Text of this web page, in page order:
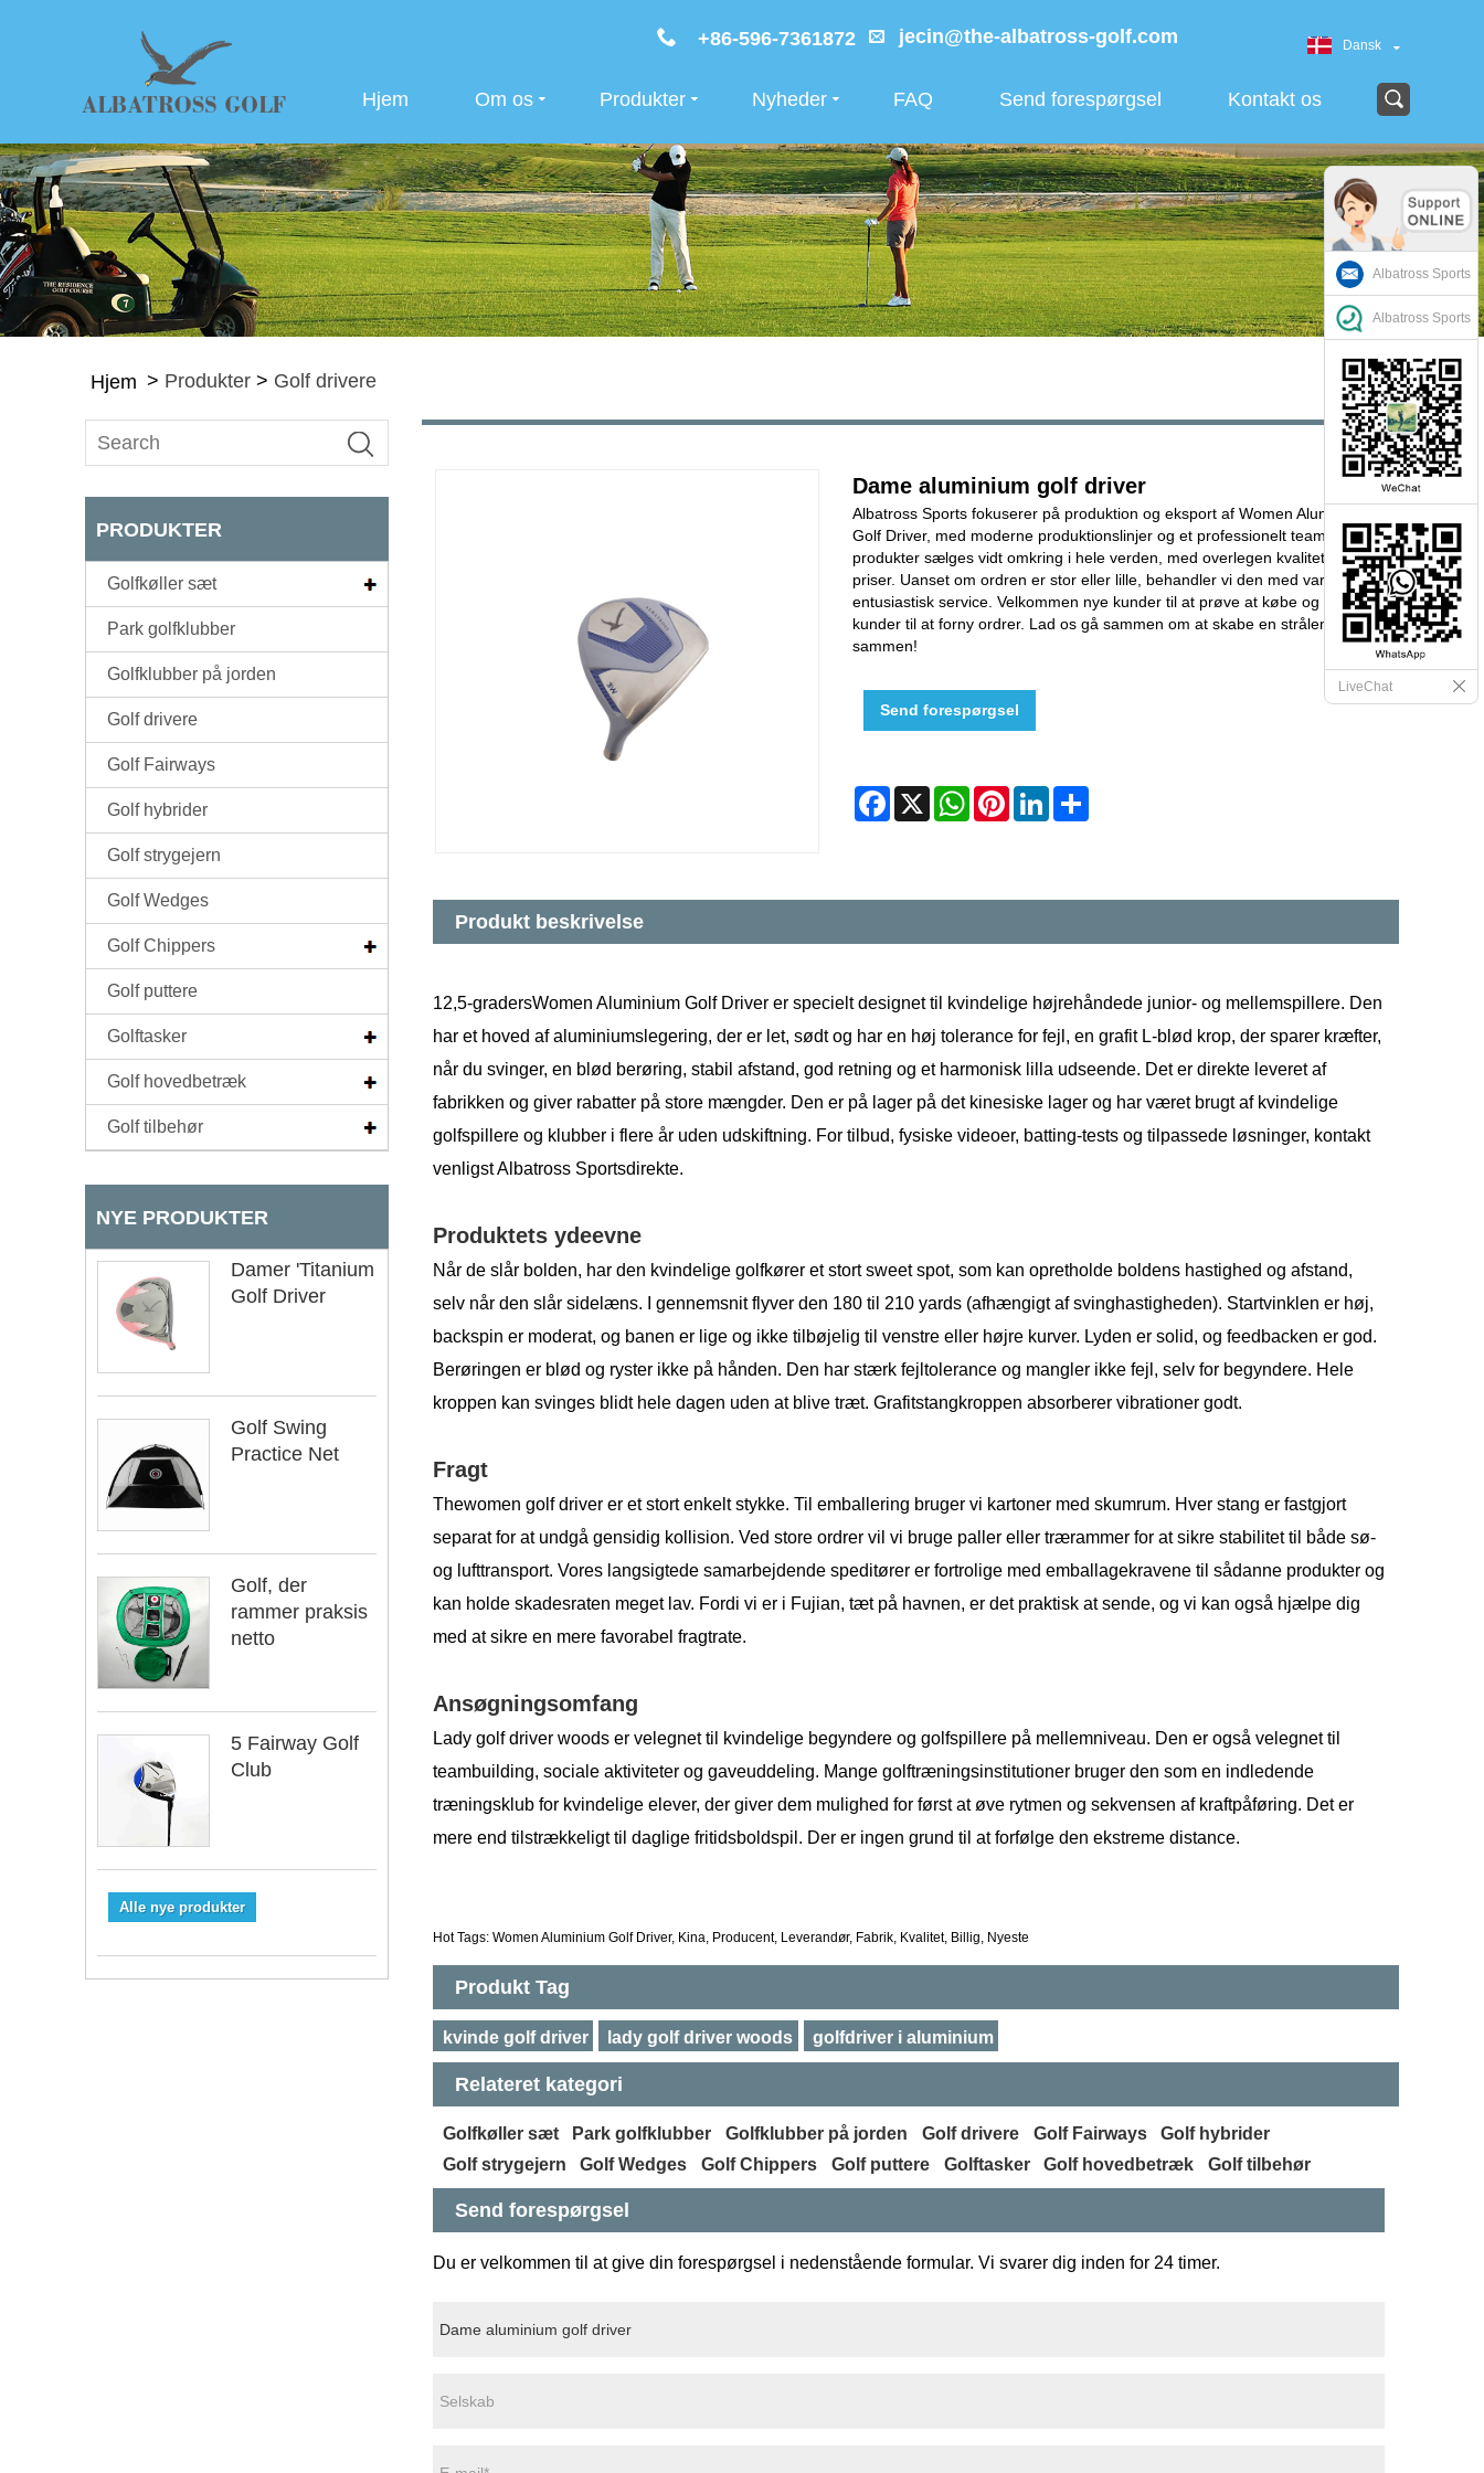
+86-596-7361872 jecin@the-albatross-golf.com Dansk
Hjem Om os Produkter Nyheder FAQ Send forespørgsel Kontakt os
Hjem > Produkter > Golf drivere
PRODUKTER
Golfkøller sæt
Park golfklubber
Golfklubber på jorden
Golf drivere
Golf Fairways
Golf hybrider
Golf strygejern
Golf Wedges
Golf Chippers
Golf puttere
Golftasker
Golf hovedbetræk
Golf tilbehør
NYE PRODUKTER
Damer 'Titanium
Golf Driver
Golf Swing
Practice Net
Golf, der
rammer praksis
netto
5 Fairway Golf
Club
Alle nye produkter
Dame aluminium golf driver
Albatross Sports fokuserer på produktion og eksport af Women Aluminium
Golf Driver, med moderne produktionslinjer og et professionelt team. Vores
produkter sælges vidt omkring i hele verden, med overlegen kvalitet og lave
priser. Uanset om ordren er stor eller lille, behandler vi den med varm og
entusiastisk service. Velkommen nye kunder til at prøve at købe og gamle
kunder til at forny ordrer. Lad os gå sammen om at skabe en strålende fremtid
sammen!
Send forespørgsel
Facebook
X WhatsApp
Pinterest
LinkedIn
Produkt beskrivelse
12,5-gradersWomen Aluminium Golf Driver er specielt designet til kvindelige højrehåndede junior- og mellemspillere. Den
har et hoved af aluminiumslegering, der er let, sødt og har en høj tolerance for fejl, en grafit L-blød krop, der sparer kræfter,
når du svinger, en blød berøring, stabil afstand, god retning og et harmonisk lilla udseende. Det er direkte leveret af
fabrikken og giver rabatter på store mængder. Den er på lager på det kinesiske lager og har været brugt af kvindelige
golfspillere og klubber i flere år uden udskiftning. For tilbud, fysiske videoer, batting-tests og tilpassede løsninger, kontakt
venligst Albatross Sportsdirekte.
Produktets ydeevne
Når de slår bolden, har den kvindelige golfkører et stort sweet spot, som kan opretholde boldens hastighed og afstand,
selv når den slår sidelæns. I gennemsnit flyver den 180 til 210 yards (afhængigt af svinghastigheden). Startvinklen er høj,
backspin er moderat, og banen er lige og ikke tilbøjelig til venstre eller højre kurver. Lyden er solid, og feedbacken er god.
Berøringen er blød og ryster ikke på hånden. Den har stærk fejltolerance og mangler ikke fejl, selv for begyndere. Hele
kroppen kan svinges blidt hele dagen uden at blive træt. Grafitstangkroppen absorberer vibrationer godt.
Fragt
Thewomen golf driver er et stort enkelt stykke. Til emballering bruger vi kartoner med skumrum. Hver stang er fastgjort
separat for at undgå gensidig kollision. Ved store ordrer vil vi bruge paller eller trærammer for at sikre stabilitet til både sø-
og lufttransport. Vores langsigtede samarbejdende speditører er fortrolige med emballagekravene til sådanne produkter og
kan holde skadesraten meget lav. Fordi vi er i Fujian, tæt på havnen, er det praktisk at sende, og vi kan også hjælpe dig
med at sikre en mere favorabel fragtrate.
Ansøgningsomfang
Lady golf driver woods er velegnet til kvindelige begyndere og golfspillere på mellemniveau. Den er også velegnet til
teambuilding, sociale aktiviteter og gaveuddeling. Mange golftræningsinstitutioner bruger den som en indledende
træningsklub for kvindelige elever, der giver dem mulighed for først at øve rytmen og sekvensen af ​​kraftpåføring. Det er
mere end tilstrækkeligt til daglige fritidsboldspil. Der er ingen grund til at forfølge den ekstreme distance.
Hot Tags: Women Aluminium Golf Driver, Kina, Producent, Leverandør, Fabrik, Kvalitet, Billig, Nyeste
Produkt Tag
kvinde golf driver lady golf driver woods golfdriver i aluminium
Relateret kategori
Golfkøller sæt Park golfklubber Golfklubber på jorden Golf drivere Golf Fairways
Golf hybrider
Golf strygejern
Golf Wedges Golf Chippers Golf puttere Golftasker Golf hovedbetræk Golf tilbehør
Send forespørgsel
Du er velkommen til at give din forespørgsel i nedenstående formular. Vi svarer dig inden for 24 timer.
Albatross Sports
Albatross Sports
LiveChat